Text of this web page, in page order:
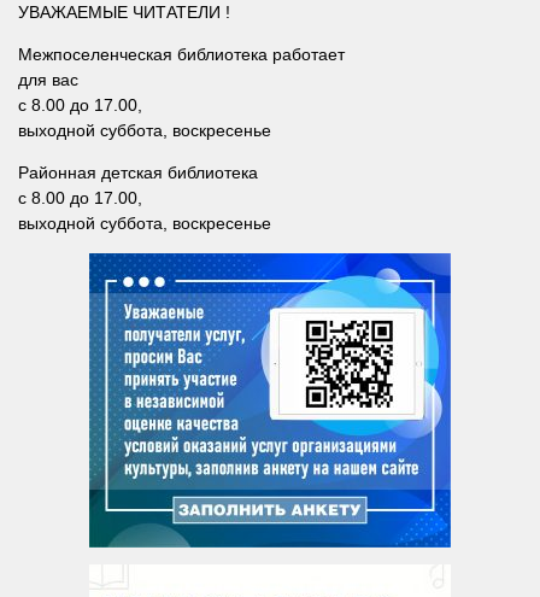
УВАЖАЕМЫЕ ЧИТАТЕЛИ !
Межпоселенческая библиотека работает
для вас
с 8.00 до 17.00,
выходной суббота, воскресенье
Районная детская библиотека
с 8.00 до 17.00,
выходной суббота, воскресенье